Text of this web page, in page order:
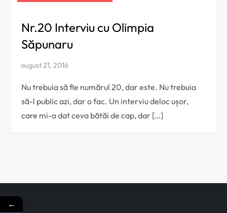
Nr.20 Interviu cu Olimpia
Săpunaru
Nu trebuia să fie numărul 20, dar este. Nu trebuia
să-l public azi, dar o fac. Un interviu deloc ușor,
care mi-a dat ceva bătăi de cap, dar […]
←